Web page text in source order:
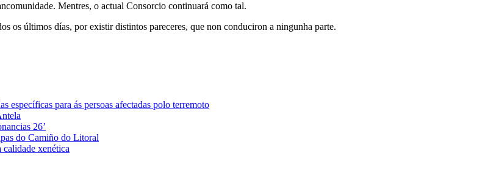
Mentres, o actual Consorcio continuará como tal.
os últimos días, por existir distintos pareceres, que non conduciron a ningunha parte.
específicas para ás persoas afectadas polo terremoto
26’
do Camiño do Litoral
xenética